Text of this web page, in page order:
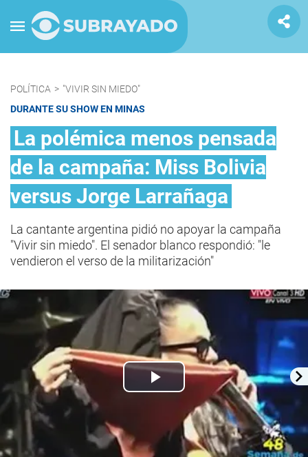
POLÍTICA > "VIVIR SIN MIEDO"
DURANTE SU SHOW EN MINAS
La polémica menos pensada
de la campaña: Miss Bolivia
versus Jorge Larrañaga
La cantante argentina pidió no apoyar la campaña
"Vivir sin miedo". El senador blanco respondió: "le
vendieron el verso de la militarización"
Play
Video